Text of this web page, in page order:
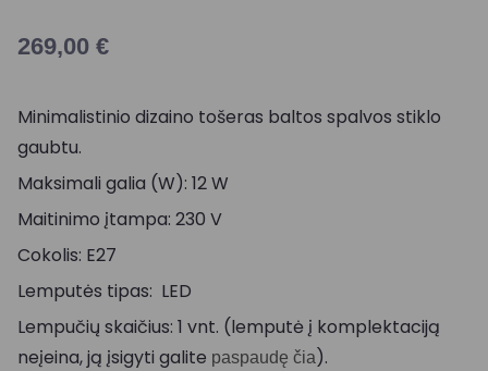
269,00 €
Minimalistinio dizaino tošeras baltos spalvos stiklo
gaubtu.
Maksimali galia (W): 12 W
Maitinimo įtampa: 230 V
Cokolis: E27
Lemputės tipas: LED
Lempučių skaičius: 1 vnt. (lemputė į komplektaciją
neįeina, ją įsigyti galite paspaudę čia).